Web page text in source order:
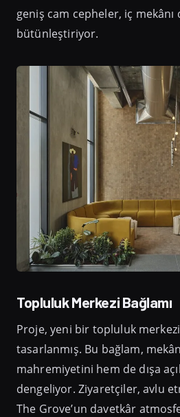
geniş cam cepheler, iç mekânı
bütünleştiriyor.
Topluluk Merkezi Bağlamı
Proje, yeni bir topluluk
tasarlanmış. Bu bağlam,
mahremiyetini hem de dışa
dengeliyor. Ziyaretçiler, avlu
The Grove’un davetkâr